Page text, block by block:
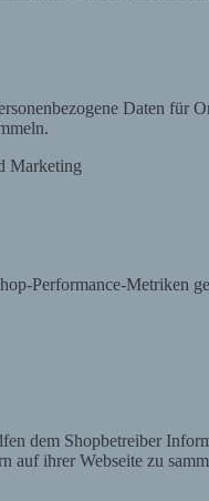
Daten für
Marketing
Performance-Metriken
dem Shopbetreiber
auf ihrer Webseite zu